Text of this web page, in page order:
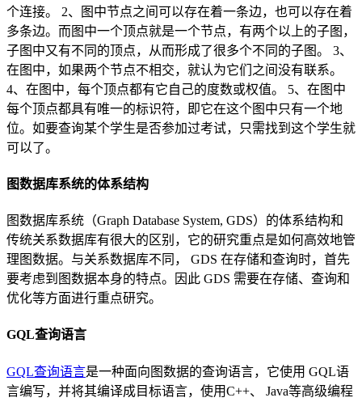
个连接。 2、图中节点之间可以存在着一条边，也可以存在着
多条边。而图中一个顶点就是一个节点，有两个以上的子图，
子图中又有不同的顶点，从而形成了很多个不同的子图。 3、
在图中，如果两个节点不相交，就认为它们之间没有联系。
4、在图中，每个顶点都有它自己的度数或权值。 5、在图中
每个顶点都具有唯一的标识符，即它在这个图中只有一个地
位。如要查询某个学生是否参加过考试，只需找到这个学生就
可以了。
图数据库系统的体系结构
图数据库系统（Graph Database System, GDS）的体系结构和
传统关系数据库有很大的区别，它的研究重点是如何高效地管
理图数据。与关系数据库不同， GDS 在存储和查询时，首先
要考虑到图数据本身的特点。因此 GDS 需要在存储、查询和
优化等方面进行重点研究。
GQL查询语言
GQL查询语言是一种面向图数据的查询语言，它使用 GQL语
言编写，并将其编译成目标语言，使用C++、 Java等高级编程